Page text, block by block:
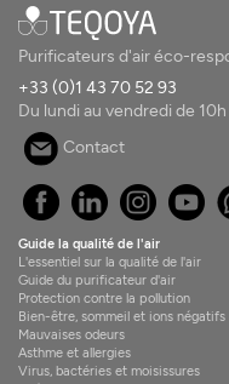
Purificateurs d'air éco-
+33 (0)1 43 70 52 93
Du lundi au vendredi de
Contact
Guide la qualité de l'air
L'essentiel sur la qualité de l'air
Guide du purificateur d'air
Protection contre la pollution
Bien-être, sommeil et ions négatifs
Mauvaises odeurs
Asthme et allergies
Virus, bactéries et moisissures